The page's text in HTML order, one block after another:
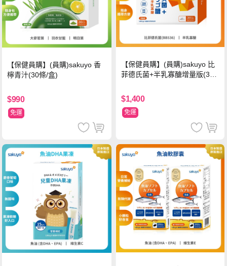
【保健員購】(員購)sakuyo 香
檸青汁(30條/盒)
$990
免運
【保健員購】(員購)sakuyo 比
菲德氏菌+半乳寡醣增量版(30
$1,400
免運